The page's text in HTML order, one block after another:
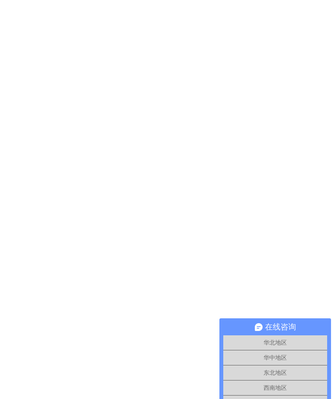
在线咨询
华北地区
华中地区
东北地区
西南地区